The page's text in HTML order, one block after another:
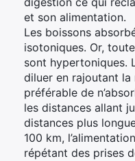
et son alimentation.
Les boissons
isotoniques. Or,
sont hypertoniques.
diluer en rajoutant la
préférable de
les distances allant
distances plus
100 km,
répétant des prises